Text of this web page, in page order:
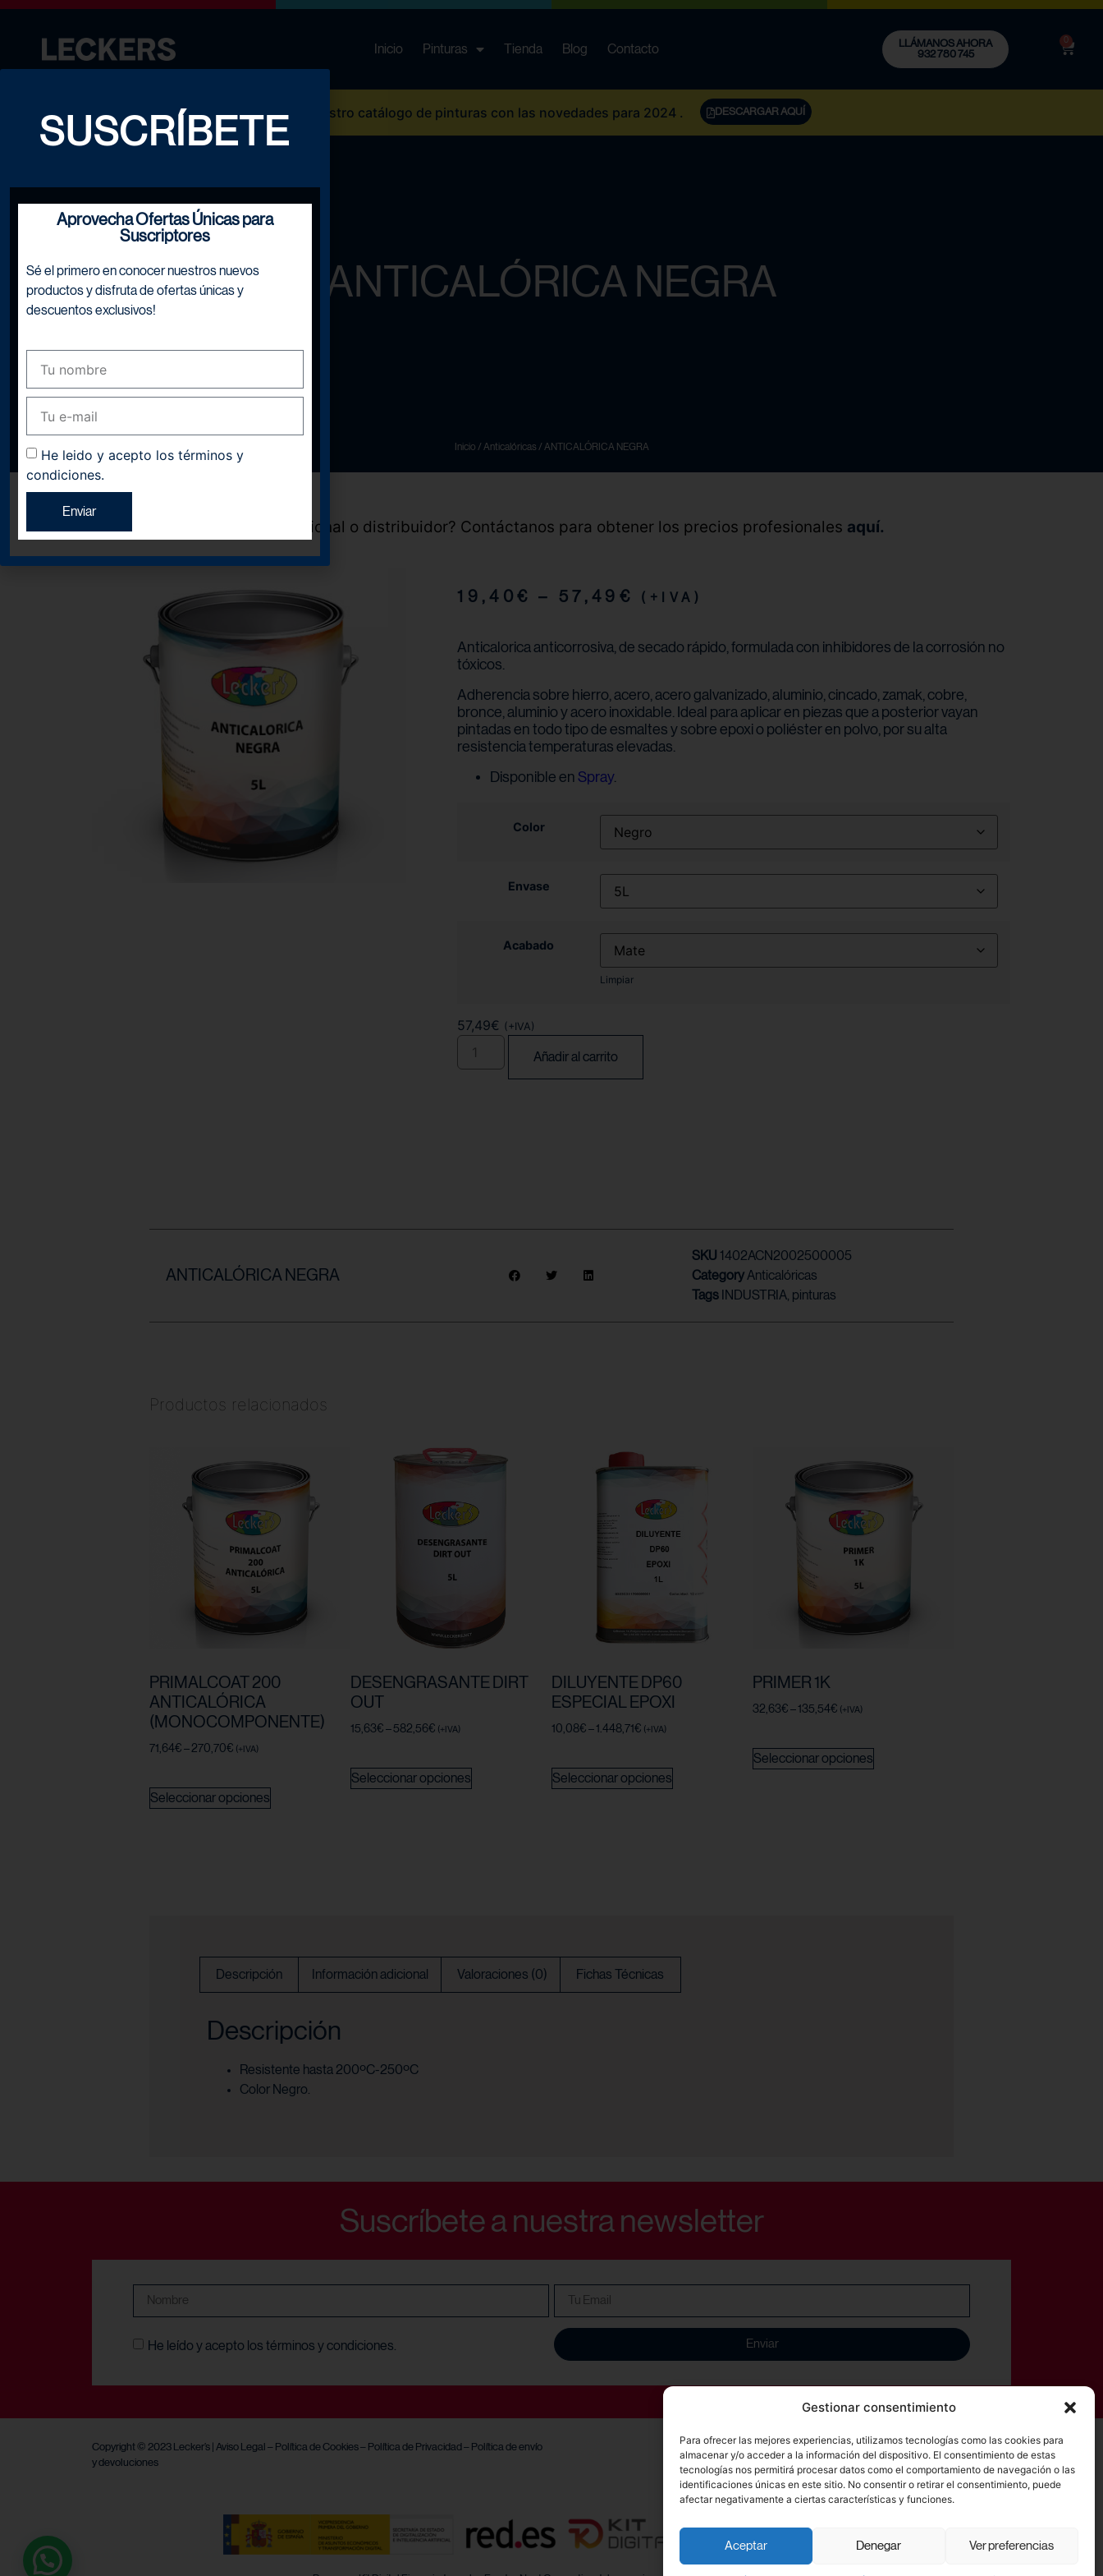
Gestionar consentimiento
Para ofrecer las mejores experiencias, utilizamos tecnologías como las cookies para
almacenar y/o acceder a la información del dispositivo. El consentimiento de estas
tecnologías nos permitirá procesar datos como el comportamiento de navegación o las
identificaciones únicas en este sitio. No consentir o retirar el consentimiento, puede
afectar negativamente a ciertas características y funciones.
Aceptar Denegar Ver preferencias
Inicio Pinturas Tienda Blog Contacto
LLÁMANOS AHORA
932 780 745
0
¡NOVEDAD! Descarga Nuestro catálogo de pinturas con las novedades para 2024 . DESCARGAR AQUÍ
ANTICALÓRICA NEGRA
Inicio / Anticalóricas / ANTICALÓRICA NEGRA
¿Eres profesional o distribuidor? Contáctanos para obtener los precios profesionales aquí.
19,40€ – 57,49 € (+IVA)
Anticalorica anticorrosiva, de secado rápido, formulada con inhibidores de la corrosión no
tóxicos.
Adherencia sobre hierro, acero, acero galvanizado, aluminio, cincado, zamak, cobre,
bronce, aluminio y acero inoxidable. Ideal para aplicar en piezas que a posterior vayan
pintadas en todo tipo de esmaltes y sobre epoxi o poliéster en polvo, por su alta
resistencia temperaturas elevadas.
Disponible en Spray.
Color
Envase
Acabado
Limpiar
57,49€ (+IVA)
Añadir al carrito
ANTICALÓRICA NEGRA
SKU 1402ACN2002500005
CategoryAnticalóricas
Tags INDUSTRIA, pinturas
Productos relacionados
PRIMALCOAT 200
ANTICALÓRICA
(MONOCOMPONENTE)
71,64€ –270,70€ (+IVA)
Seleccionar opciones
DESENGRASANTE DIRT
OUT
15,63€ –582,56€ (+IVA)
Seleccionar opciones
DILUYENTE DP60
ESPECIAL EPOXI
10,08€ –1.448,71€ (+IVA)
Seleccionar opciones
PRIMER 1K
32,63€ –135,54€ (+IVA)
Seleccionar opciones
Descripción Información adicional Valoraciones (0) Fichas Técnicas
Descripción
Resistente hasta 200ºC-250ºC
Color Negro.
Suscríbete a nuestra newsletter
He leído y acepto los términos y condiciones. Enviar
Copyright © 2023 Lecker’s | Aviso Legal – Política de Cookies– Política de Privacidad – Política de envío
y devoluciones
Síguenos:
SUSCRÍBETE
Aprovecha Ofertas Únicas para
Suscriptores
Sé el primero en conocer nuestros nuevos
productos y disfruta de ofertas únicas y
descuentos exclusivos!
He leido y acepto los términos y
condiciones.
Enviar